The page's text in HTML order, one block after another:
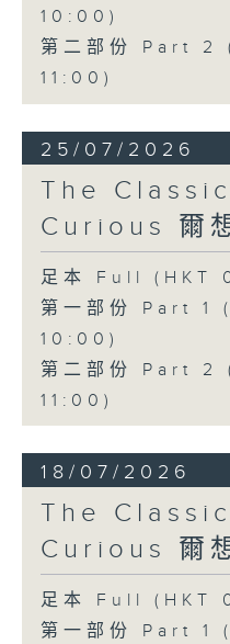
10:00)
第二部份 Part 2
11:00)
25/07/2026
The
Curious 爾
足本 Full (HKT
第一部份 Part 1
10:00)
第二部份 Part 2
11:00)
18/07/2026
The
Curious 爾
足本 Full (HKT
第一部份 Part 1